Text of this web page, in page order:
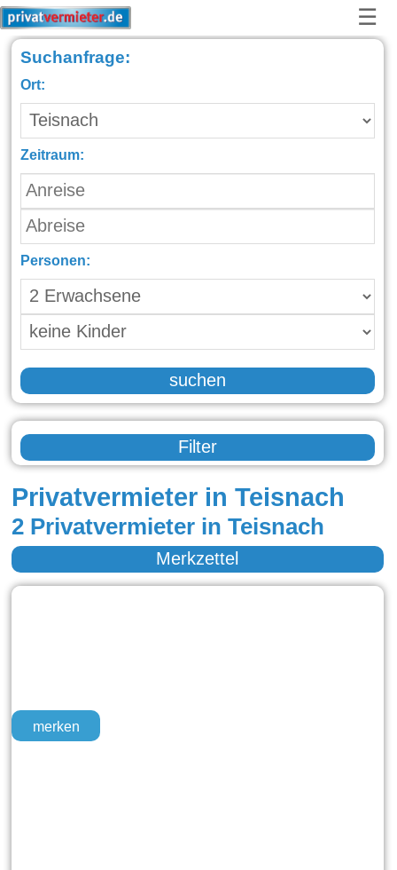
☰
Suchanfrage:
Ort:
Zeitraum:
Personen:
suchen
Filter
Privatvermieter in Teisnach
2 Privatvermieter in Teisnach
Merkzettel
merken